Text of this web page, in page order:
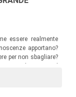
essere realmente
apportano?
per non sbagliare?